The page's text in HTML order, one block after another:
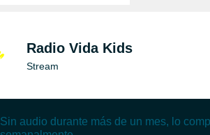
Radio Vida Kids
Stream
Sin audio durante más de un mes, lo